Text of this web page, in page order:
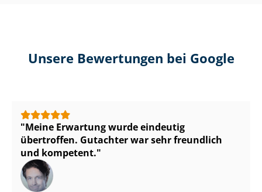
Unsere Bewertungen bei Google
Meine Erwartung wurde eindeutig
übertroffen. Gutachter war sehr freundlich
und kompetent.